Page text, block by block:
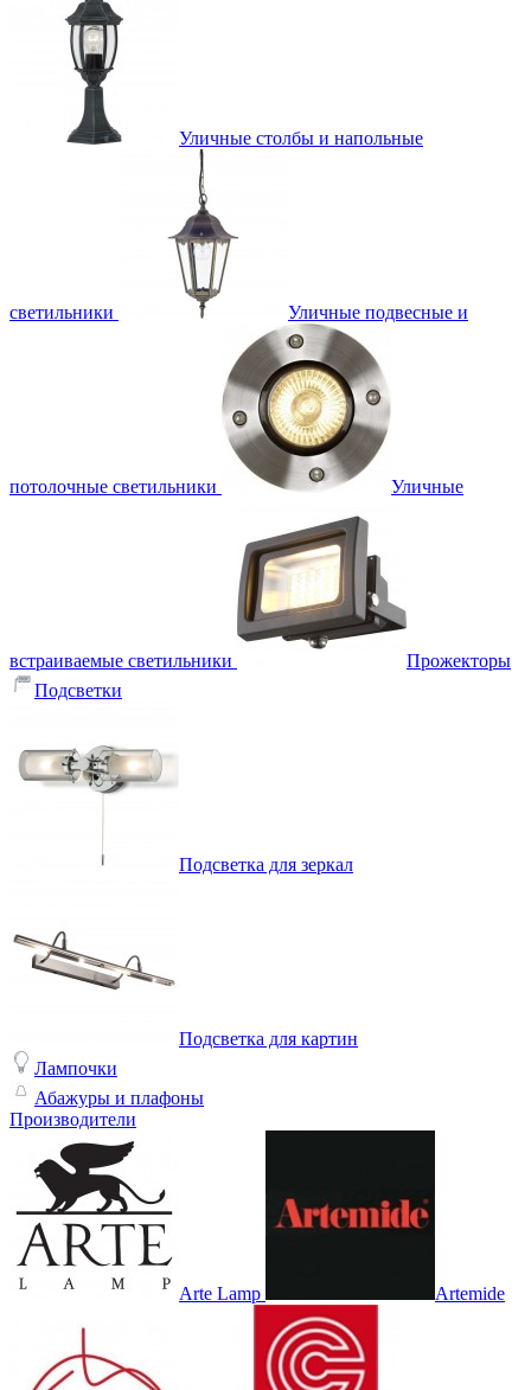
Уличные столбы и напольные
светильники Уличные подвесные и
потолочные светильники Уличные
встраиваемые светильники
Прожекторы
Подсветки
Подсветка для зеркал
Подсветка для картин
Лампочки
Абажуры и плафоны
Производители
Arte Lamp Artemide